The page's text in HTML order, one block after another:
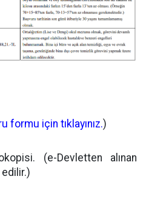
formu için tıklayınız.)
(e-Devletten alınan